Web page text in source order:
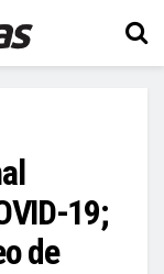
19;
de